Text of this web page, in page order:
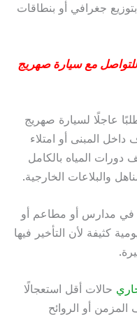
جغرافي أو بنطاقات
مع سيارة صهريج
عاجلًا لسيارة صهريج
المبنى أو امتلاء
دورات المياه بالكامل
والبلاعات الخارجية.
في مدارس أو مطاعم أو
كثيفة لأن التأخير فيها
حالات أقل استعجالًا
أو الروائح